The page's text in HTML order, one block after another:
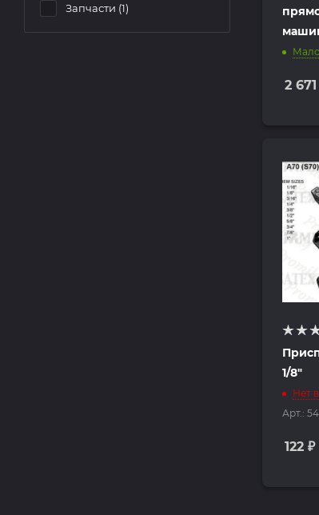
Мало
2 671
1/8"
Нет
Арт.:
122 ₽
Запчасти (1)